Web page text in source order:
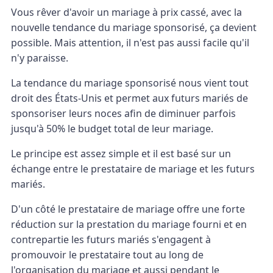
Vous rêver d'avoir un mariage à prix cassé, avec la
nouvelle tendance du mariage sponsorisé, ça devient
possible. Mais attention, il n'est pas aussi facile qu'il
n'y paraisse.
La tendance du mariage sponsorisé nous vient tout
droit des États-Unis et permet aux futurs mariés de
sponsoriser leurs noces afin de diminuer parfois
jusqu'à 50% le budget total de leur mariage.
Le principe est assez simple et il est basé sur un
échange entre le prestataire de mariage et les futurs
mariés.
D'un côté le prestataire de mariage offre une forte
réduction sur la prestation du mariage fourni et en
contrepartie les futurs mariés s'engagent à
promouvoir le prestataire tout au long de
l'organisation du mariage et aussi pendant le